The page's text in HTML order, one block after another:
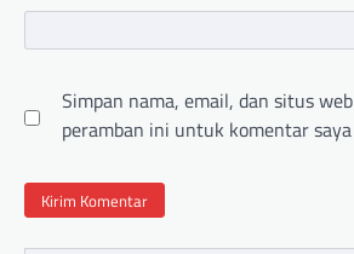
Simpan nama, email, dan situs
peramban ini untuk komentar